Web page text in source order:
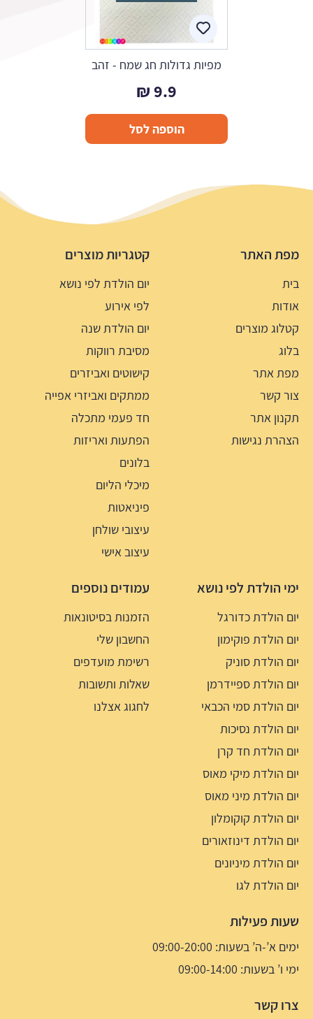
מפיות גדולות חג שמח - זהב
9.9
₪
הוספה לסל
מפת האתר
בית
אודות
קטלוג מוצרים
בלוג
מפת אתר
צור קשר
תקנון אתר
הצהרת נגישות
קטגריות מוצרים
יום הולדת לפי נושא
לפי אירוע
יום הולדת שנה
מסיבת רווקות
קישוטים ואביזרים
ממתקים ואביזרי אפייה
חד פעמי מתכלה
הפתעות ואריזות
בלונים
מיכלי הליום
פיניאטות
עיצובי שולחן
עיצוב אישי
ימי הולדת לפי נושא
יום הולדת כדורגל
יום הולדת פוקימון
יום הולדת סוניק
יום הולדת ספיידרמן
יום הולדת סמי הכבאי
יום הולדת נסיכות
יום הולדת חד קרן
יום הולדת מיקי מאוס
יום הולדת מיני מאוס
יום הולדת קוקומלון
יום הולדת דינוזאורים
יום הולדת מיניונים
יום הולדת לגו
עמודים נוספים
הזמנות בסיטונאות
החשבון שלי
רשימת מועדפים
שאלות ותשובות
לחגוג אצלנו
שעות פעילות
ימים א’-ה’ בשעות: 09:00-20:00
ימי ו’ בשעות: 09:00-14:00
צרו קשר